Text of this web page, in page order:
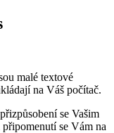
malé textové
na Váš počítač.
se Vašim
se Vám na